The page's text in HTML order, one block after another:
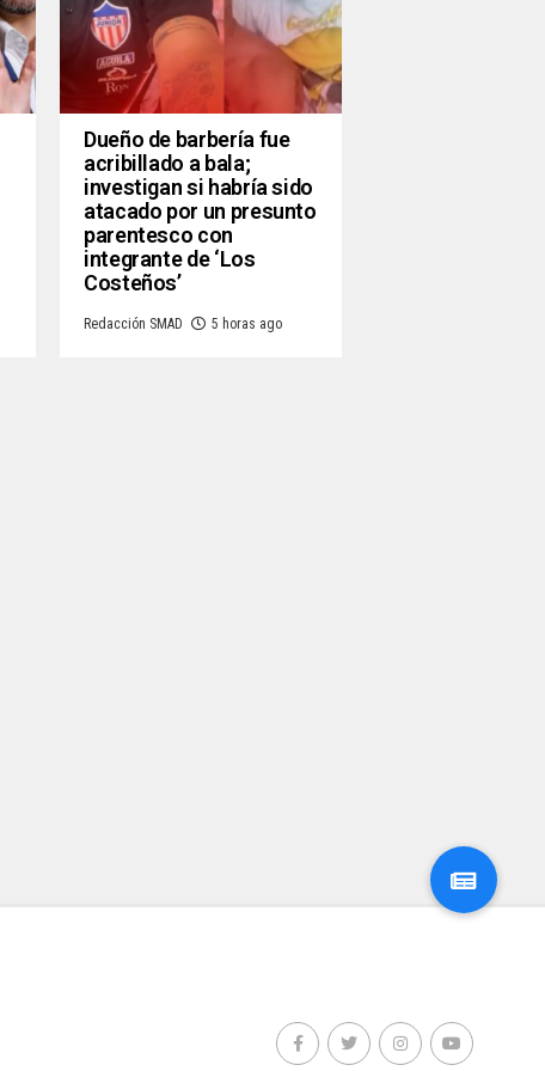
Dueño de barbería fue
acribillado a bala;
investigan si habría sido
atacado por un presunto
parentesco con
integrante de ‘Los
Costeños’
Redacción SMAD 5 horas ago